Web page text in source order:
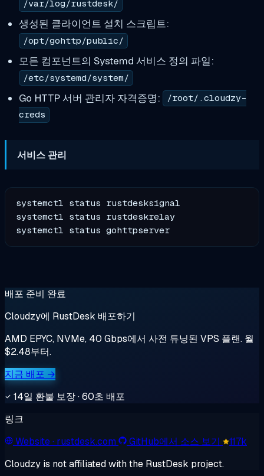
/var/log/rustdesk/
생성된 클라이언트 설치 스크립트:
/opt/gohttp/public/
모든 컴포넌트의 Systemd 서비스 정의 파일:
/etc/systemd/system/
Go HTTP 서버 관리자 자격증명:
/root/.cloudzy-
creds
서비스 관리
systemctl status rustdesksignal
systemctl status rustdeskrelay
배포 준비 완료
Cloudzy에 RustDesk 배포하기
AMD EPYC, NVMe, 40 Gbps에서 사전 튜닝된 VPS 플랜. 월
$2.48부터.
지금 배포 →
14일 환불 보장 · 60초 배포
링크
Website· rustdesk.com GitHub에서 소스 보기
117k
Cloudzy is not affiliated with the RustDesk project.